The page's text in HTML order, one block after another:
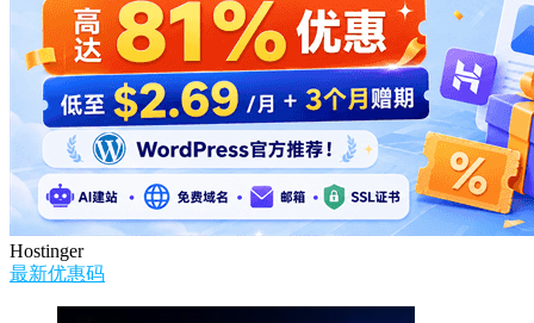
Hostinger
最新优惠码